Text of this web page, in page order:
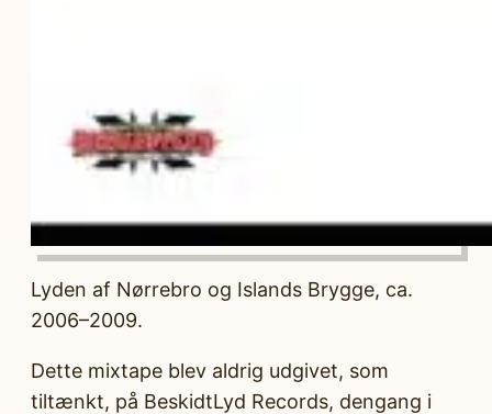
Lyden af Nørrebro og Islands Brygge, ca.
2006–2009.
Dette mixtape blev aldrig udgivet, som
tiltænkt, på BeskidtLyd Records, dengang i